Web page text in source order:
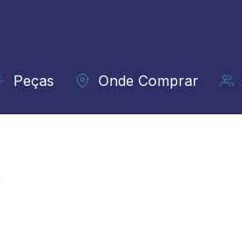
Peças Onde Comprar